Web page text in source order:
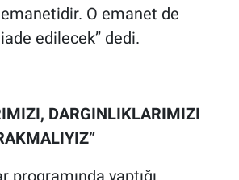
O emanet de
edilecek” dedi.
DARGINLIKLARIMIZI
programında yaptığı